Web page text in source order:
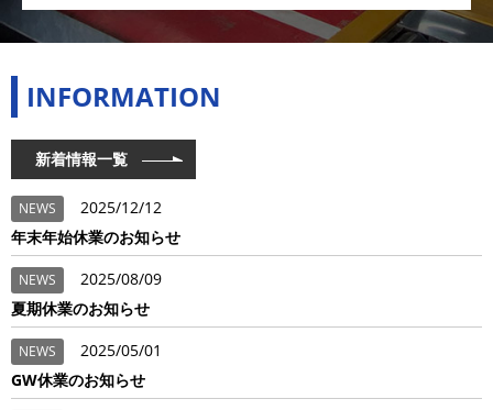
INFORMATION
新着情報一覧
NEWS
2025/12/12
年末年始休業のお知らせ
NEWS
2025/08/09
夏期休業のお知らせ
NEWS
2025/05/01
GW休業のお知らせ